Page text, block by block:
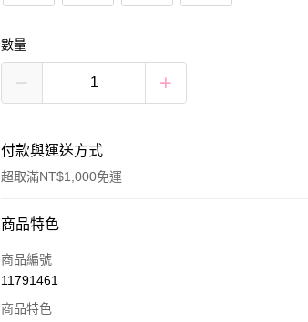
數量
付款與運送方式
超取滿NT$1,000免運
付款方式
信用卡一次付款
商品特色
商品編號
11791461
商品特色